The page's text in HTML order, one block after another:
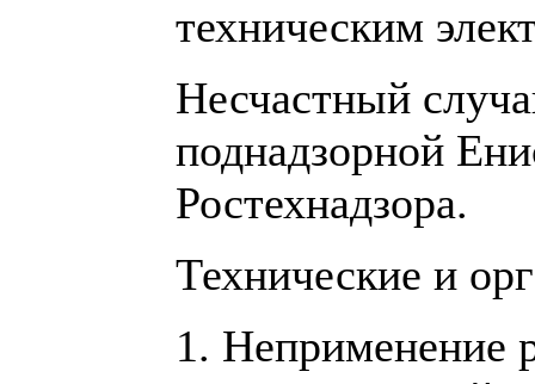
техническим
Несчастный
поднадзорной
Ростехнадзора.
Технические и
1. Неприменение